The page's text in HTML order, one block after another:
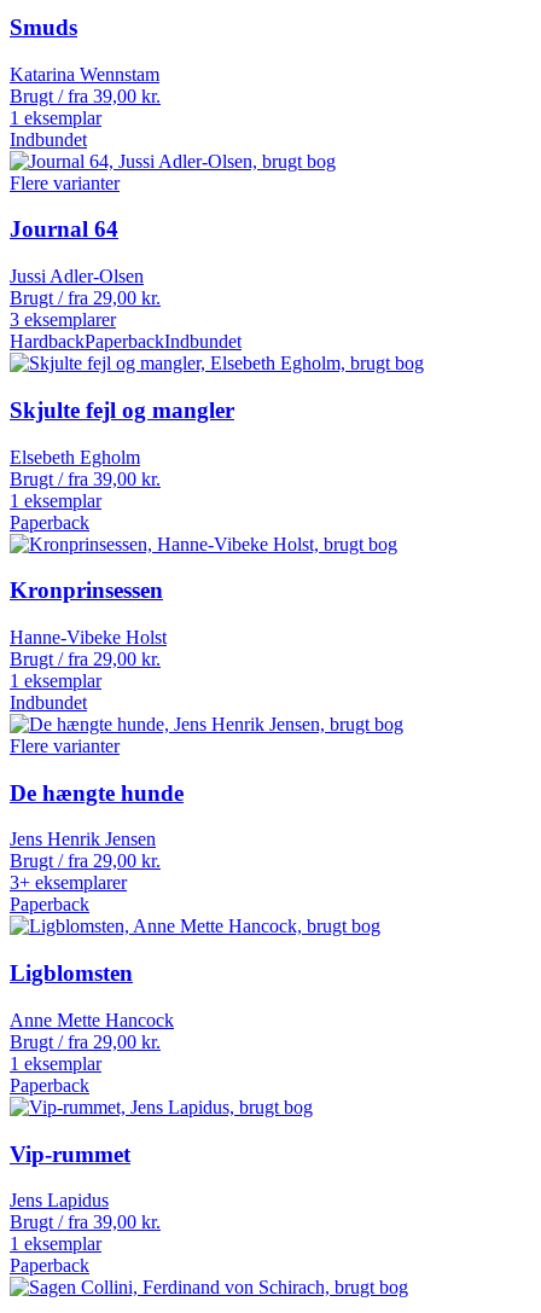
Smuds
Katarina Wennstam
Brugt / fra 39,00 kr.
1 eksemplar
Indbundet
Flere varianter
Journal 64
Jussi Adler-Olsen
Brugt / fra 29,00 kr.
3 eksemplarer
HardbackPaperbackIndbundet
Skjulte fejl og mangler
Elsebeth Egholm
Brugt / fra 39,00 kr.
1 eksemplar
Paperback
Kronprinsessen
Hanne-Vibeke Holst
Brugt / fra 29,00 kr.
1 eksemplar
Indbundet
Flere varianter
De hængte hunde
Jens Henrik Jensen
Brugt / fra 29,00 kr.
3+ eksemplarer
Paperback
Ligblomsten
Anne Mette Hancock
Brugt / fra 29,00 kr.
1 eksemplar
Paperback
Vip-rummet
Jens Lapidus
Brugt / fra 39,00 kr.
1 eksemplar
Paperback